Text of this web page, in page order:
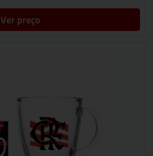
Ver preço